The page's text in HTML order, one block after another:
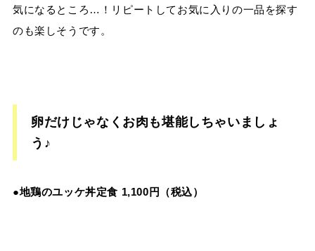
気になるところ…！リピートしてお気に入りの一品を探す
のも楽しそうです。
卵だけじゃなくお肉も堪能しちゃいましょ
う♪
●地鶏のユッケ丼定食 1,100円（税込）